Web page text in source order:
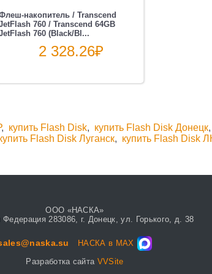
накопитель / Transcend
760 / Transcend 64GB
760 (Black/Bl...
2 328.26₽
, купить Flash Disk, купить Flash Disk Донецк,
Flash Disk Луганск, купить Flash Disk
ООО «НАСКА»
Федерация 283086, г. Донецк, ул. Горького, д. 38
НАСКА в MAX
Разработка сайта VVSite